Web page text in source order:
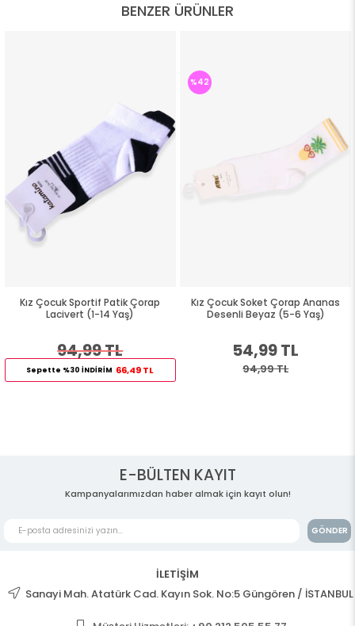
BENZER ÜRÜNLER
Kız Çocuk Sportif Patik Çorap
Lacivert (1-14 Yaş)
94,99 TL
Sepette %30 İNDİRİM 66,49 TL
Kız Çocuk Soket Çorap Ananas
Desenli Beyaz (5-6 Yaş)
54,99 TL
94,99 TL
%42
E-BÜLTEN KAYIT
Kampanyalarımızdan haber almak için kayıt olun!
GÖNDER
İLETİŞİM
Sanayi Mah. Atatürk Cad. Kayın Sok. No:5 Güngören / İSTANBUL